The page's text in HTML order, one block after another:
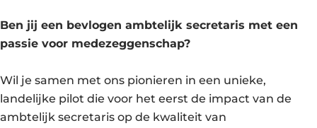
Ben jij een bevlogen ambtelijk secretaris met een
passie voor medezeggenschap?
Wil je samen met ons pionieren in een unieke,
landelijke pilot die voor het eerst de impact van de
ambtelijk secretaris op de kwaliteit van